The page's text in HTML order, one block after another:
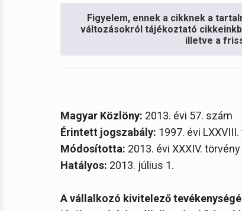
Figyelem, ennek a cikknek a
változásokról tájékoztató
illetve a
Magyar Közlöny: 2013. évi 57. szám
Érintett jogszabály: 1997. évi
Módosította: 2013. évi XXXIV. törvény
Hatályos: 2013. július 1.
A vállalkozó kivitelező